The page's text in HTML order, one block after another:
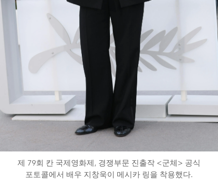
제 79회 칸 국제영화제, 경쟁부문 진출작 <군체> 공식
포토콜에서 배우 지창욱이 메시카 링을 착용했다.